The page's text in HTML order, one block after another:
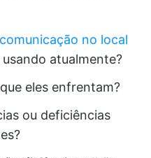
no local
usando atualmente?
eles enfrentam?
ou deficiências